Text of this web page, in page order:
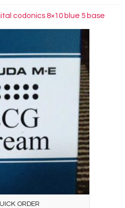
codonics 8×10 blue 5 base
ORDER